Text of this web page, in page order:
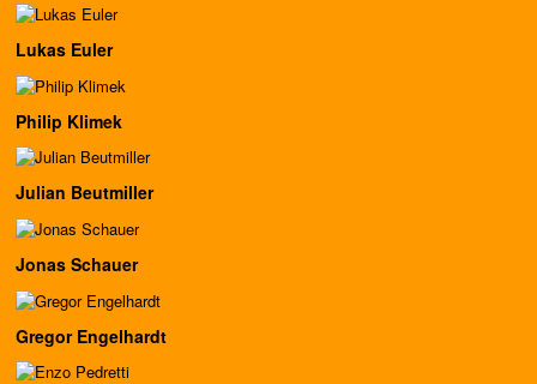
Lukas Euler
Philip Klimek
Julian Beutmiller
Jonas Schauer
Gregor Engelhardt